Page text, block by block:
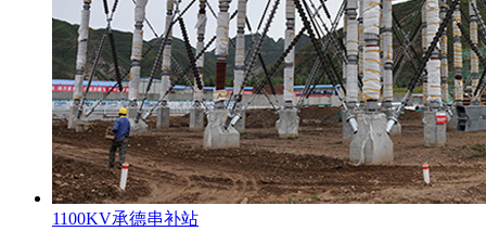
1100KV承德串补站